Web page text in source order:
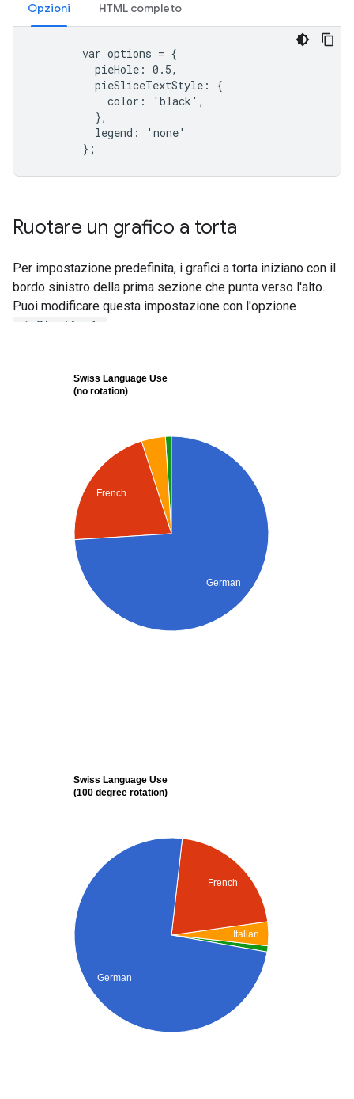
Opzioni HTML completo
var options = {
pieHole: 0.5,
pieSliceTextStyle: {
color: 'black',
},
legend: 'none'
};
Ruotare un grafico a torta
Per impostazione predefinita, i grafici a torta iniziano con il
bordo sinistro della prima sezione che punta verso l'alto.
Puoi modificare questa impostazione con l'opzione
pieStartAngle